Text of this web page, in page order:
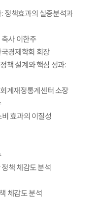
정책효과의 실증분석과
사 이한주
경제학회 회장
책 설계와 핵심 성과:
계재정통계센터 소장
효과의 이질성
책 체감도 분석
체감도 분석